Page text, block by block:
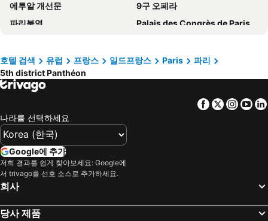
노보텔 파리 샹트르 갸르 몽파르나스
St Christopher's Inn Paris - Gare du Nord
Eklo Paris Expo Porte de Versailles
Hotel Eden
Hotel Berne Opera
베스트 웨스턴 호텔 론세레이 오페라
호텔 이타츠-우니스 오페라
호텔 페르텔 에투알
호텔 엘리사 룩셈부르크
아발론 호텔 파리 가르 뒤 노르
파리 프랑스
Hôtel Mistral
Hôtel Londres et New York - Teritoria
Le Parisis Paris Tour Eiffel
에투알 개선문
9구 오페라
파리북역
Palais des Congrès de Paris
6th district Luxembourg
St Lazare Train station
2nd district la Bourse
15th district Vaugirard
Champs-Élysées - Clemenceau Metro Station
Gare du Nord Metro Station
파리 이탈리아광장
3rd district Temple
7th district Palais Bourbon
Gare de Marne-la-Vallée Chessy
호텔 검색 유럽 프랑스 일드프랑스 Paris
파리
5th district Panthéon
Facebook
Twitter
나라를 선택하세요
Google에 추가
저희 결과를 쉽게 찾아보세요: Google에
서 trivago를 선호 소스로 추가하세요.
회사
당사 제품